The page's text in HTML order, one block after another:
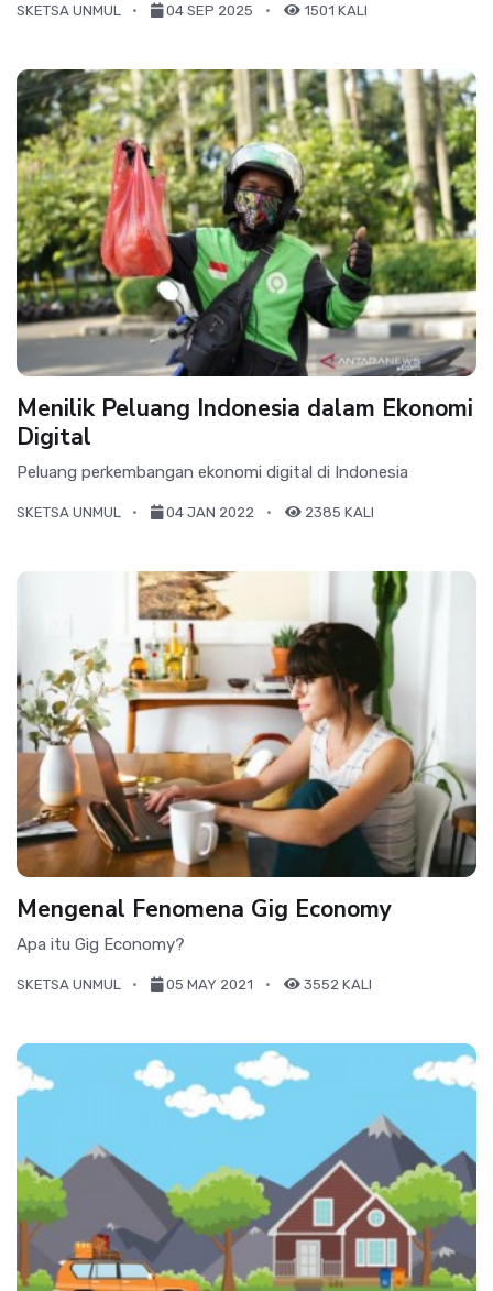
SKETSA UNMUL 04 SEP 2025 1501 KALI
Menilik Peluang Indonesia dalam Ekonomi
Digital
Peluang perkembangan ekonomi digital di Indonesia
SKETSA UNMUL 04 JAN 2022 2385 KALI
Mengenal Fenomena Gig Economy
Apa itu Gig Economy?
SKETSA UNMUL 05 MAY 2021 3552 KALI